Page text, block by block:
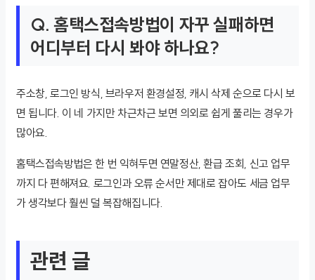
Q. 홈택스접속방법이 자꾸 실패하면
어디부터 다시 봐야 하나요?
주소창, 로그인 방식, 브라우저 환경설정, 캐시 삭제 순으로 다시 보
면 됩니다. 이 네 가지만 차근차근 보면 의외로 쉽게 풀리는 경우가
많아요.
홈택스접속방법은 한 번 익혀두면 연말정산, 환급 조회, 신고 업무
까지 다 편해져요. 로그인과 오류 순서만 제대로 잡아도 세금 업무
가 생각보다 훨씬 덜 복잡해집니다.
관련 글